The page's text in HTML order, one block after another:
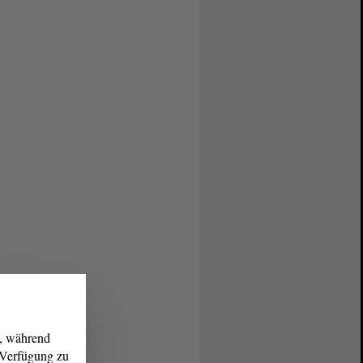
während
zu